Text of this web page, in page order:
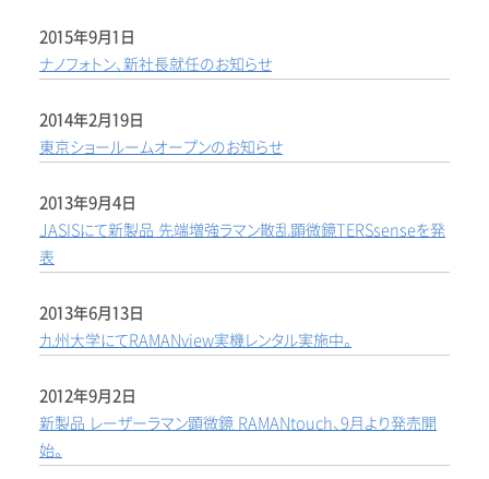
2015年9月1日
ナノフォトン、新社長就任のお知らせ
2014年2月19日
東京ショールームオープンのお知らせ
2013年9月4日
JASISにて新製品 先端増強ラマン散乱顕微鏡TERSsenseを発
表
2013年6月13日
九州大学にてRAMANview実機レンタル実施中。
2012年9月2日
新製品 レーザーラマン顕微鏡 RAMANtouch、9月より発売開
始。